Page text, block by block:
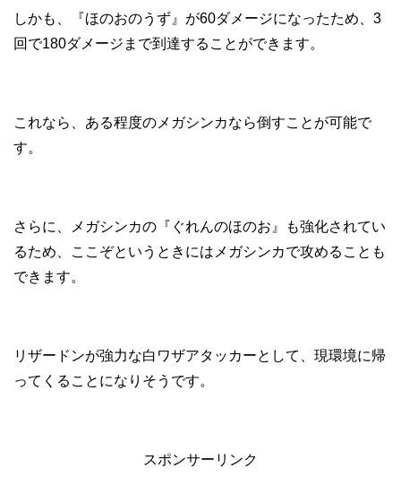
しかも、『ほのおのうず』が60ダメージになったため、3
回で180ダメージまで到達することができます。
これなら、ある程度のメガシンカなら倒すことが可能で
す。
さらに、メガシンカの『ぐれんのほのお』も強化されてい
るため、ここぞというときにはメガシンカで攻めることも
できます。
リザードンが強力な白ワザアタッカーとして、現環境に帰
ってくることになりそうです。
スポンサーリンク